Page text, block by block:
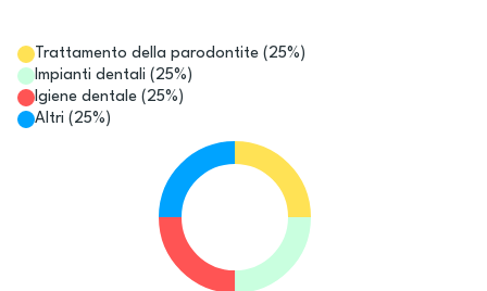
Trattamento della parodontite ( 25%)
Impianti dentali ( 25%)
Igiene dentale ( 25%)
Altri ( 25%)